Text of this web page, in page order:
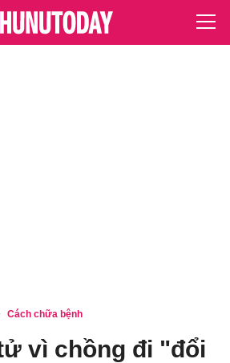
Cách chữa bệnh
vì chồng đi "đổi